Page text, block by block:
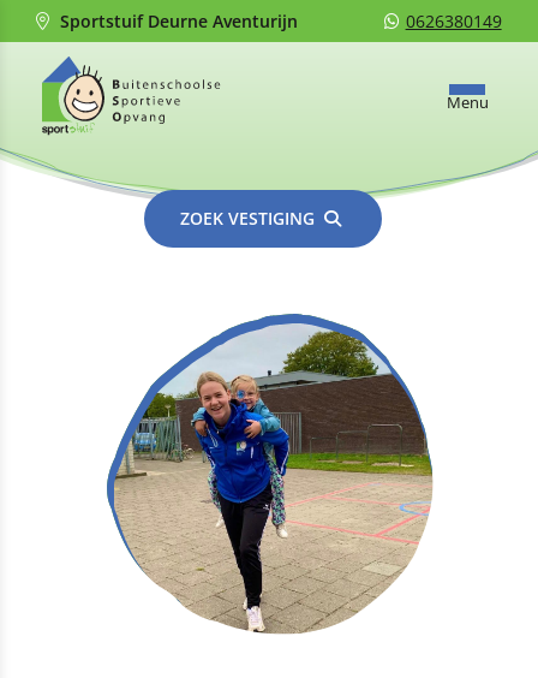
Sportstuif Deurne Aventurijn 0626380149
Menu
ZOEK VESTIGING